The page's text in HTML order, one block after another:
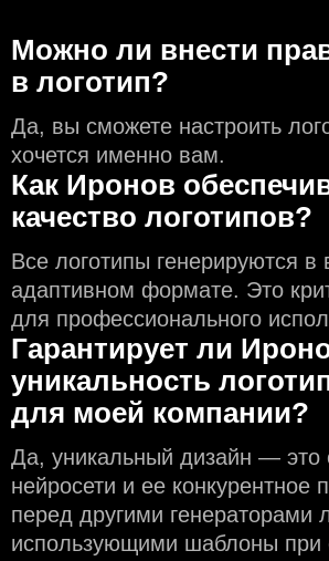
Можно ли внести
в логотип?
Да, вы сможете настроить
хочется именно вам.
Как Иронов
качество логотипов?
Все логотипы генерируются в
адаптивном формате. Это
для профессионального
Гарантирует ли
уникальность
для моей компании?
Да, уникальный дизайн — это
нейросети и еe конкурентное
перед другими генераторами
использующими шаблоны при